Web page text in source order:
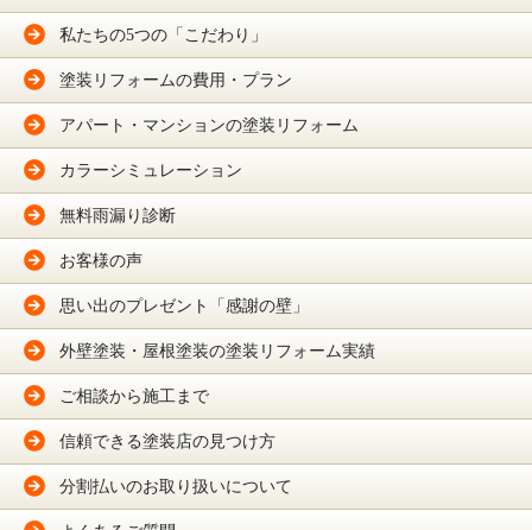
私たちの5つの「こだわり」
塗装リフォームの費用・プラン
アパート・マンションの塗装リフォーム
カラーシミュレーション
無料雨漏り診断
お客様の声
思い出のプレゼント「感謝の壁」
外壁塗装・屋根塗装の塗装リフォーム実績
ご相談から施工まで
信頼できる塗装店の見つけ方
分割払いのお取り扱いについて